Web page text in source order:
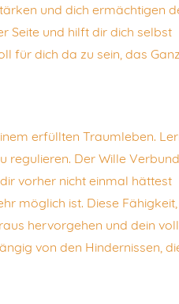
und dich ermächtigen
Seite und hilft dir dich selbst
für dich da zu sein, das
erfüllten Traumleben.
regulieren. Der Wille
vorher nicht einmal hättest
möglich ist. Diese Fähigkeit,
hervorgehen und dein
von den Hindernissen,